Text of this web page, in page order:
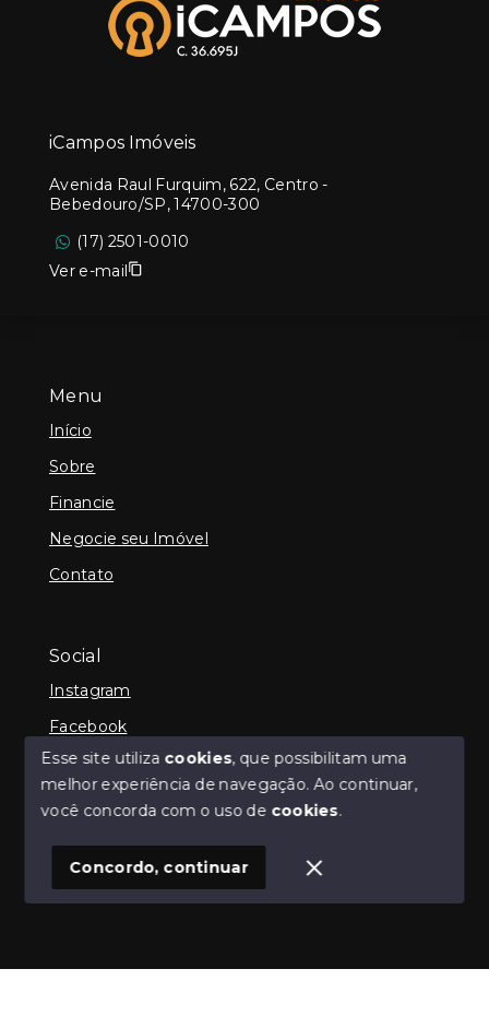
Menu
Início
Sobre
Financie
Negocie seu Imóvel
Contato
Social
Instagram
Facebook
© Copyright 2026 - iCampos Imóveis - Todos os
SITE PARA IMOBILIARIA
iCampos Imóveis
Avenida Raul Furquim, 622, Centro -
Bebedouro/SP, 14700-300
(17) 2501-0010
Ver e-mail
Esse site utiliza cookies, que possibilitam uma
melhor experiência de navegação.Ao continuar,
você concorda com o uso de cookies.
Concordo, continuar